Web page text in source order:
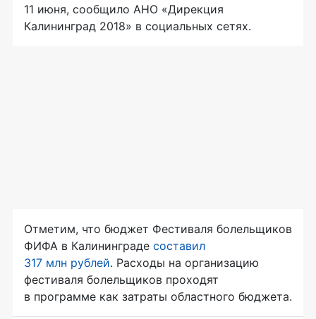
11 июня, сообщило АНО «Дирекция
Калининград 2018» в социальных сетях.
Отметим, что бюджет Фестиваля болельщиков
ФИФА в Калининграде составил
317 млн рублей. Расходы на организацию
фестиваля болельщиков проходят
в программе как затраты областного бюджета.